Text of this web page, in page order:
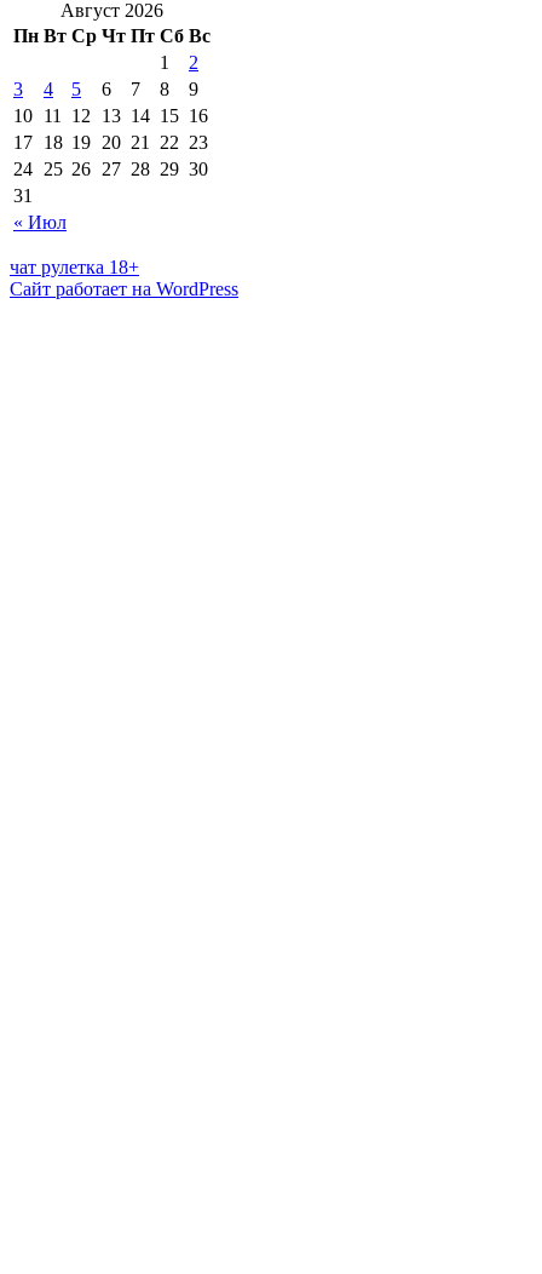
Август 2026
Пн Вт Ср Чт Пт Сб Вс
« Июл
1
2
3
4 5 6 7 8
9
10 11 12 13 14 15 16
17 18 19 20 21 22 23
24 25 26 27 28 29 30
31
чат рулетка 18+
Сайт работает на WordPress